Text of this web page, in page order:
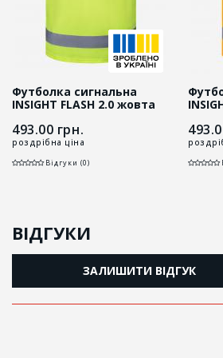
Футболка сигнальна
INSIGHT FLASH 2.0 жовта
493.00 грн.
роздрібна ціна
Відгуки (0)
ВІДГУКИ
ЗАЛИШИТИ ВІДГУК